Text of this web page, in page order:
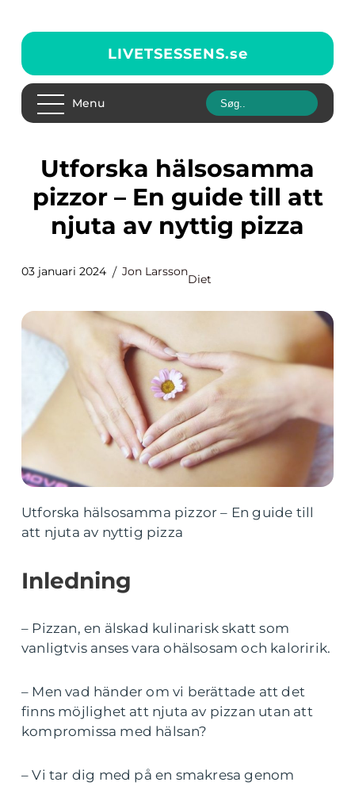
LIVETSESSENS.se
Menu
Utforska hälsosamma
pizzor – En guide till att
njuta av nyttig pizza
03 januari 2024 Jon Larsson
Diet
Utforska hälsosamma pizzor – En guide till
att njuta av nyttig pizza
Inledning
– Pizzan, en älskad kulinarisk skatt som
vanligtvis anses vara ohälsosam och kaloririk.
– Men vad händer om vi berättade att det
finns möjlighet att njuta av pizzan utan att
kompromissa med hälsan?
– Vi tar dig med på en smakresa genom